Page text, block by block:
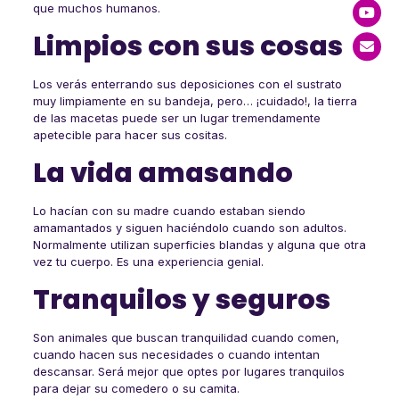
que muchos humanos.
Limpios con sus cosas
Los verás enterrando sus deposiciones con el sustrato
muy limpiamente en su bandeja, pero… ¡cuidado!, la tierra
de las macetas puede ser un lugar tremendamente
apetecible para hacer sus cositas.
La vida amasando
Lo hacían con su madre cuando estaban siendo
amamantados y siguen haciéndolo cuando son adultos.
Normalmente utilizan superficies blandas y alguna que otra
vez tu cuerpo. Es una experiencia genial.
Tranquilos y seguros
Son animales que buscan tranquilidad cuando comen,
cuando hacen sus necesidades o cuando intentan
descansar. Será mejor que optes por lugares tranquilos
para dejar su comedero o su camita.